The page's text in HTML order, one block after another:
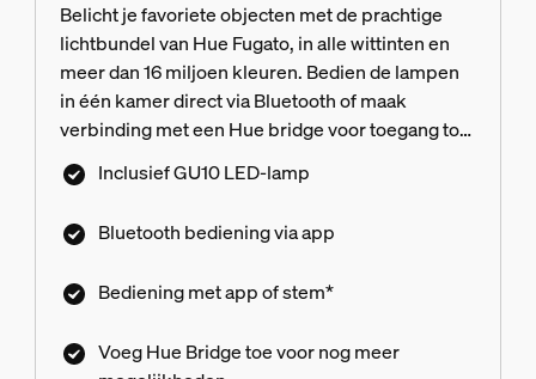
Belicht je favoriete objecten met de prachtige
lichtbundel van Hue Fugato, in alle wittinten en
meer dan 16 miljoen kleuren. Bedien de lampen
in één kamer direct via Bluetooth of maak
verbinding met een Hue bridge voor toegang tot
alle beschikbare functies.
Inclusief GU10 LED-lamp
Bluetooth bediening via app
Bediening met app of stem*
Voeg Hue Bridge toe voor nog meer